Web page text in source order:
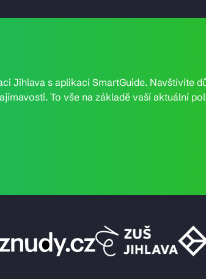
Jihlava s aplikací SmartGuide. Navštívíte
To vše na základě vaší aktuální